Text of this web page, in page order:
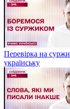
Перевірка на
українську